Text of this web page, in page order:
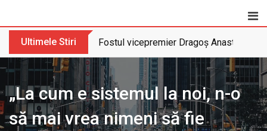
Ultimele Stiri Fostul vicepremier Dragoș Anastasiu
„La cum e sistemul la noi, n-o
să mai vrea nimeni să fie